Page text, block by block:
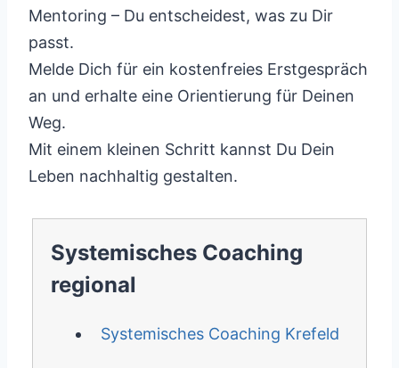
Mentoring – Du entscheidest, was zu Dir
passt.
Melde Dich für ein kostenfreies Erstgespräch
an und erhalte eine Orientierung für Deinen
Weg.
Mit einem kleinen Schritt kannst Du Dein
Leben nachhaltig gestalten.
Systemisches Coaching
regional
Systemisches Coaching Krefeld